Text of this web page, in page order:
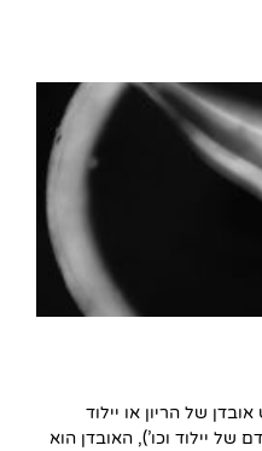
של הריון או יילוד
של יילוד וכו’), האובדן הוא